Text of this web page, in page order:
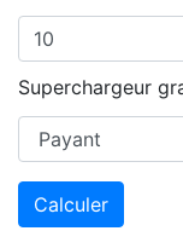
Superchargeur